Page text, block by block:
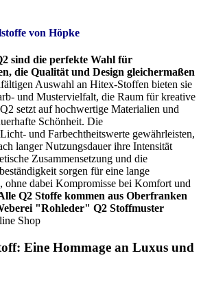
von Höpke
sind die perfekte Wahl für
die Qualität und Design gleichermaßen
Auswahl an Hitex-Stoffen bieten sie
und Mustervielfalt, die Raum für kreative
setzt auf hochwertige Materialien und
Schönheit. Die
und Farbechtheitswerte gewährleisten,
langer Nutzungsdauer ihre Intensität
Zusammensetzung und die
sorgen für eine lange
ohne dabei Kompromisse bei Komfort und
Q2 Stoffe kommen aus Oberfranken
"Rohleder" Q2 Stoffmuster
Shop
Eine Hommage an Luxus und